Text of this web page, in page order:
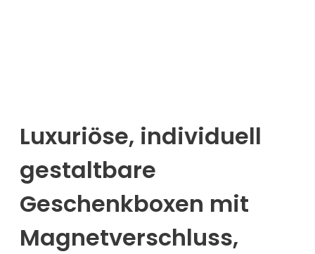
Luxuriöse, individuell
gestaltbare
Geschenkboxen mit
Magnetverschluss,